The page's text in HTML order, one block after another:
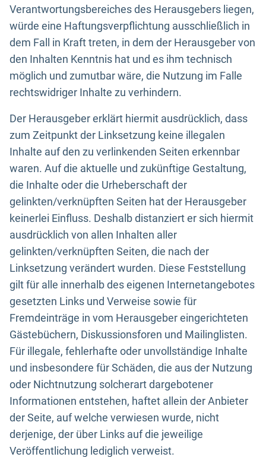
Verantwortungsbereiches des Herausgebers liegen,
würde eine Haftungsverpflichtung ausschließlich in
dem Fall in Kraft treten, in dem der Herausgeber von
den Inhalten Kenntnis hat und es ihm technisch
möglich und zumutbar wäre, die Nutzung im Falle
rechtswidriger Inhalte zu verhindern.
Der Herausgeber erklärt hiermit ausdrücklich, dass
zum Zeitpunkt der Linksetzung keine illegalen
Inhalte auf den zu verlinkenden Seiten erkennbar
waren. Auf die aktuelle und zukünftige Gestaltung,
die Inhalte oder die Urheberschaft der
gelinkten/verknüpften Seiten hat der Herausgeber
keinerlei Einfluss. Deshalb distanziert er sich hiermit
ausdrücklich von allen Inhalten aller
gelinkten/verknüpften Seiten, die nach der
Linksetzung verändert wurden. Diese Feststellung
gilt für alle innerhalb des eigenen Internetangebotes
gesetzten Links und Verweise sowie für
Fremdeinträge in vom Herausgeber eingerichteten
Gästebüchern, Diskussionsforen und Mailinglisten.
Für illegale, fehlerhafte oder unvollständige Inhalte
und insbesondere für Schäden, die aus der Nutzung
oder Nichtnutzung solcherart dargebotener
Informationen entstehen, haftet allein der Anbieter
der Seite, auf welche verwiesen wurde, nicht
derjenige, der über Links auf die jeweilige
Veröffentlichung lediglich verweist.